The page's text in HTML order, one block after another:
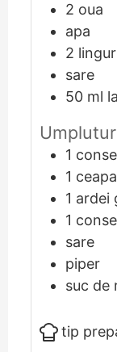
2 oua
apa
2
sare
50 ml
1
1 ceapa
1 ardei
1
sare
piper
suc de
tip